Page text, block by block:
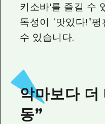
키소바'를 즐길 수
독성이 “맛있다!”
수 있습니다.
악마보다 더
동”